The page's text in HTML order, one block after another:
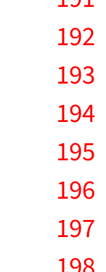
192
193
194
195
196
197